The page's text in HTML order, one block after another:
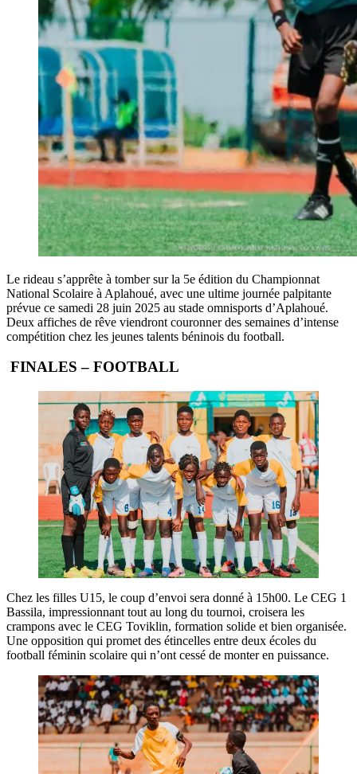
Le rideau s’apprête à tomber sur la 5e édition du Championnat
National Scolaire à Aplahoué, avec une ultime journée palpitante
prévue ce samedi 28 juin 2025 au stade omnisports d’Aplahoué.
Deux affiches de rêve viendront couronner des semaines d’intense
compétition chez les jeunes talents béninois du football.
FINALES – FOOTBALL
Chez les filles U15, le coup d’envoi sera donné à 15h00. Le CEG 1
Bassila, impressionnant tout au long du tournoi, croisera les
crampons avec le CEG Toviklin, formation solide et bien organisée.
Une opposition qui promet des étincelles entre deux écoles du
football féminin scolaire qui n’ont cessé de monter en puissance.